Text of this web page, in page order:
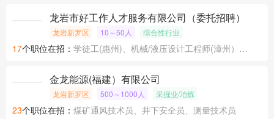
龙岩市好工作人才服务有限公司（委托招聘）
龙岩新罗区 10～50人 综合性行业
17个职位在招： 学徒工(惠州)、机械/液压设计工程师(漳州）、银行综合客户经理
金龙能源(福建）有限公司
龙岩新罗区 500～1000人 采掘业/冶炼
23个职位在招： 煤矿通风技术员、井下安全员、测量技术员